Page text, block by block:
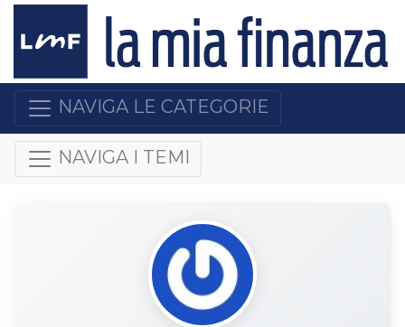
NAVIGA LE CATEGORIE
NAVIGA I TEMI